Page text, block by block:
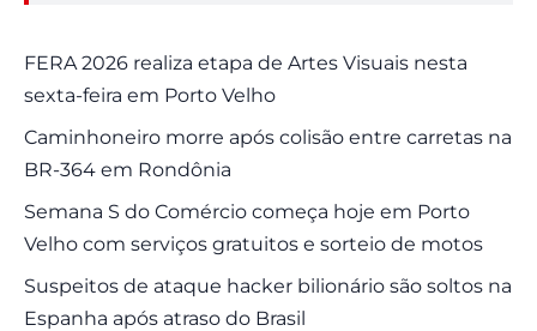
FERA 2026 realiza etapa de Artes Visuais nesta
sexta-feira em Porto Velho
Caminhoneiro morre após colisão entre carretas na
BR-364 em Rondônia
Semana S do Comércio começa hoje em Porto
Velho com serviços gratuitos e sorteio de motos
Suspeitos de ataque hacker bilionário são soltos na
Espanha após atraso do Brasil